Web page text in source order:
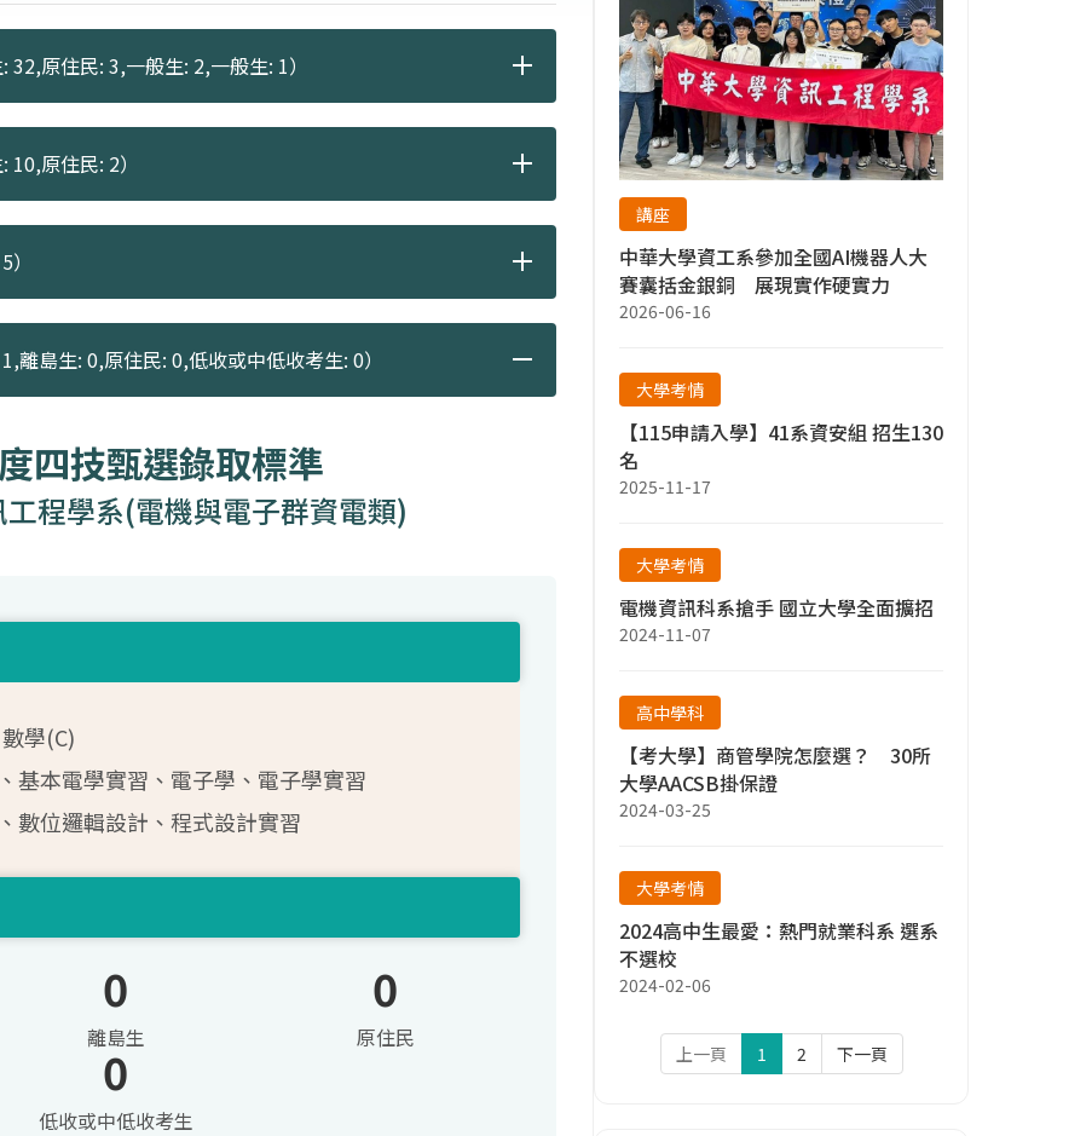
原住民: 3,一般生: 2,一般生: 1）
原住民: 2）
離島生: 0,原住民: 0,低收或中低收考生: 0）
四技甄選錄取標準
程學系(電機與電子群資電類)
學(C)
基本電學實習、電子學、電子學實習
數位邏輯設計、程式設計實習
0
離島生
0
原住民
0
低收或中低收考生
講座
中華大學資工系參加全國AI機器人大
賽囊括金銀銅 展現實作硬實力
2026-06-16
大學考情
【115申請入學】41系資安組 招生130
名
2025-11-17
大學考情
電機資訊科系搶手 國立大學全面擴招
2024-11-07
高中學科
【考大學】商管學院怎麼選？ 30所
大學AACSB掛保證
2024-03-25
大學考情
2024高中生最愛：熱門就業科系 選系
不選校
2024-02-06
上一頁 1 2 下一頁